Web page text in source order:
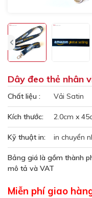
Dây đeo thẻ nhân
Chất liệu : Vải Satin
Kích thước: 2.0cm x
Kỹ thuật in: in chuyển
Bảng giá là gồm thành
mô tả và VAT
Miễn phí giao